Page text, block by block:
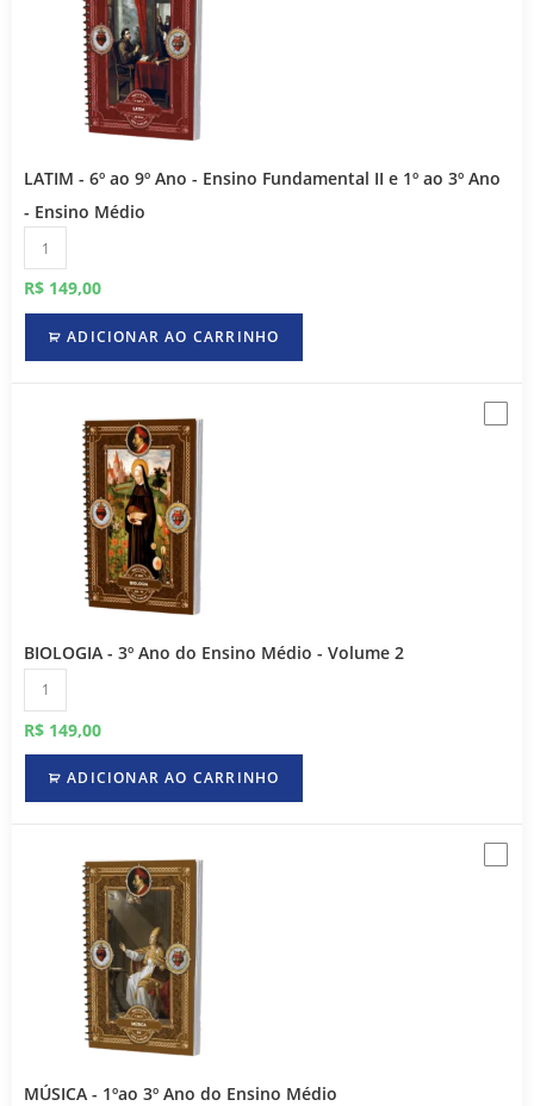
LATIM - 6º ao 9º Ano - Ensino Fundamental II e 1º ao 3º Ano
- Ensino Médio
R$ 149,00
ADICIONAR AO CARRINHO
BIOLOGIA - 3º Ano do Ensino Médio - Volume 2
R$ 149,00
ADICIONAR AO CARRINHO
MÚSICA - 1ºao 3º Ano do Ensino Médio